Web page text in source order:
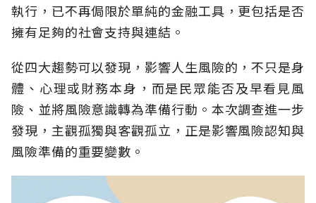
執行，已不再侷限於單純的金融工具，更包括是否
擁有足夠的社會支持與連結。
從四大趨勢可以發現，影響人生風險的，不只是身
體、心理或財務本身，而是民眾能否及早看見風
險、並將風險意識轉為準備行動。本次調查進一步
發現，主觀孤獨與客觀孤立，正是影響風險認知與
風險準備的重要變數。